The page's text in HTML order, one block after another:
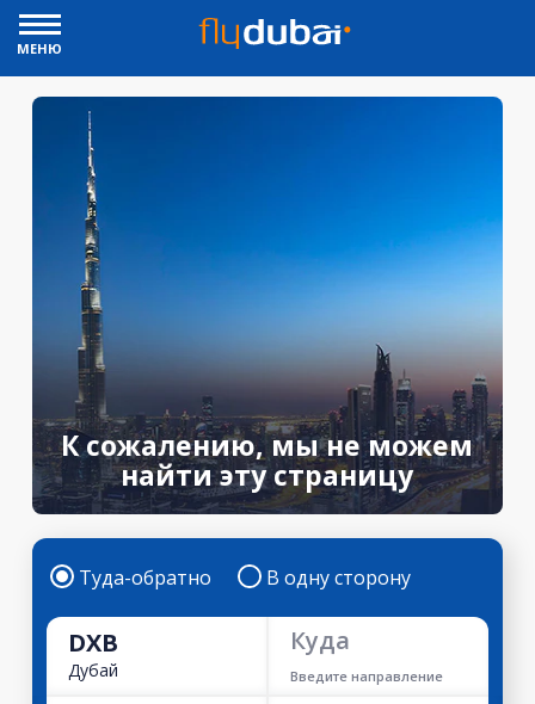
МЕНЮ
К сожалению, мы не можем
найти эту страницу
Туда-обратно В одну сторону
DXB
Дубай
Куда
Введите направление